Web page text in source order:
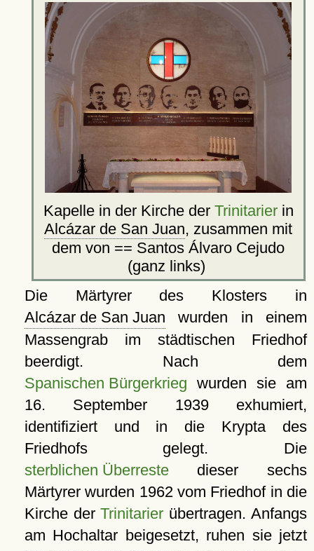
Kapelle in der Kirche der Trinitarierin
Alcázar de San Juan, zusammen mit
dem von == Santos Álvaro Cejudo
(ganz links)
Die Märtyrer des Klosters in
Alcázar de San Juan wurden in einem
Massengrab im städtischen Friedhof
beerdigt. Nach dem
Spanischen Bürgerkrieg wurden sie am
16. September 1939 exhumiert,
identifiziert und in die Krypta des
Friedhofs gelegt. Die
sterblichen Überrestedieser sechs
Märtyrer wurden 1962 vom Friedhof in die
Kirche derTrinitarier übertragen. Anfangs
am Hochaltar beigesetzt, ruhen sie jetzt